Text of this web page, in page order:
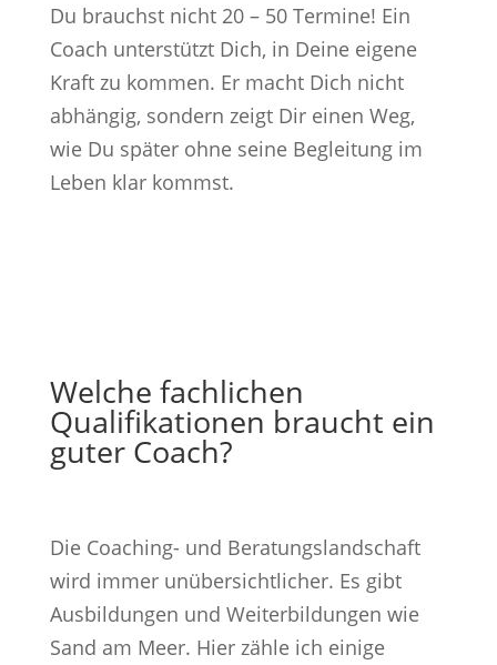
Du brauchst nicht 20 – 50 Termine! Ein
Coach unterstützt Dich, in Deine eigene
Kraft zu kommen. Er macht Dich nicht
abhängig, sondern zeigt Dir einen Weg,
wie Du später ohne seine Begleitung im
Leben klar kommst.
Welche fachlichen
Qualifikationen braucht ein
guter Coach?
Die Coaching- und Beratungslandschaft
wird immer unübersichtlicher. Es gibt
Ausbildungen und Weiterbildungen wie
Sand am Meer. Hier zähle ich einige